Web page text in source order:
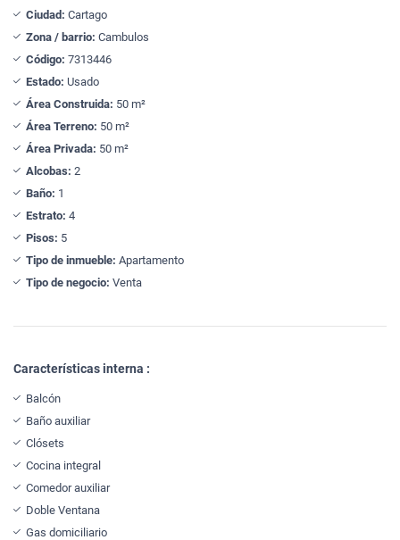
Ciudad: Cartago
Zona / barrio: Cambulos
Código: 7313446
Estado: Usado
Área Construida: 50 m²
Área Terreno: 50 m²
Área Privada: 50 m²
Alcobas: 2
Baño: 1
Estrato: 4
Pisos: 5
Tipo de inmueble: Apartamento
Tipo de negocio: Venta
Características interna :
Balcón
Baño auxiliar
Clósets
Cocina integral
Comedor auxiliar
Doble Ventana
Gas domiciliario